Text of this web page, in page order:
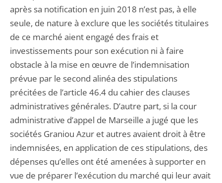
après sa notification en juin 2018 n’est pas, à elle
seule, de nature à exclure que les sociétés titulaires
de ce marché aient engagé des frais et
investissements pour son exécution ni à faire
obstacle à la mise en œuvre de l’indemnisation
prévue par le second alinéa des stipulations
précitées de l’article 46.4 du cahier des clauses
administratives générales. D’autre part, si la cour
administrative d’appel de Marseille a jugé que les
sociétés Graniou Azur et autres avaient droit à être
indemnisées, en application de ces stipulations, des
dépenses qu’elles ont été amenées à supporter en
vue de préparer l’exécution du marché qui leur avait